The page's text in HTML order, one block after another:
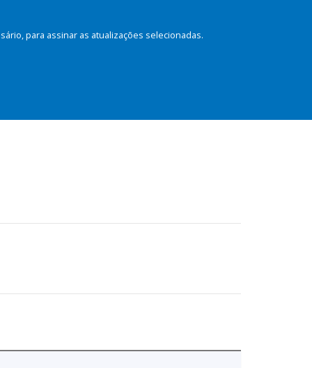
para assinar as atualizações selecionadas.